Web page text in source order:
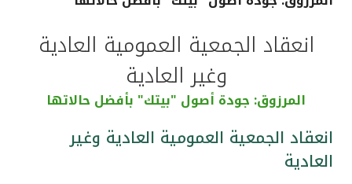
أدوات وخدمات
خدمات ما بعد البيع
انعقاد الجمعية العمومية العادية
وغير العادية
المرزوق: جودة أصول "بيتك" بأفضل حالاتها
انعقاد الجمعية العمومية العادية وغير
العادية